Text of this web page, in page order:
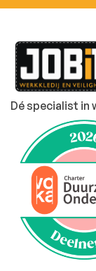
Dé specialist in